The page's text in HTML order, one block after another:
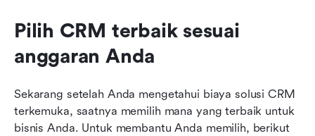
Pilih CRM terbaik sesuai
anggaran Anda
Sekarang setelah Anda mengetahui biaya solusi CRM
terkemuka, saatnya memilih mana yang terbaik untuk
bisnis Anda. Untuk membantu Anda memilih, berikut